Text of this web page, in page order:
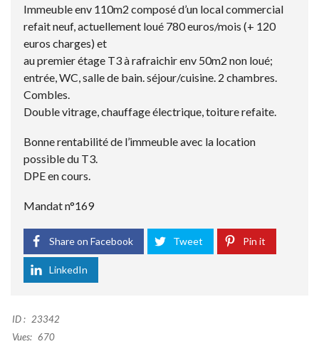
Immeuble env 110m2 composé d’un local commercial
refait neuf, actuellement loué 780 euros/mois (+ 120
euros charges) et
au premier étage T3 à rafraichir env 50m2 non loué;
entrée, WC, salle de bain. séjour/cuisine. 2 chambres.
Combles.
Double vitrage, chauffage électrique, toiture refaite.
Bonne rentabilité de l’immeuble avec la location
possible du T3.
DPE en cours.
Mandat n°169
Share on Facebook Tweet Pin it
LinkedIn
ID : 23342
Vues: 670